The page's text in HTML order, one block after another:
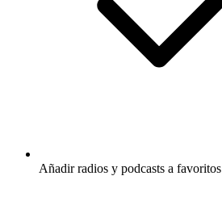
Añadir radios y podcasts a favoritos